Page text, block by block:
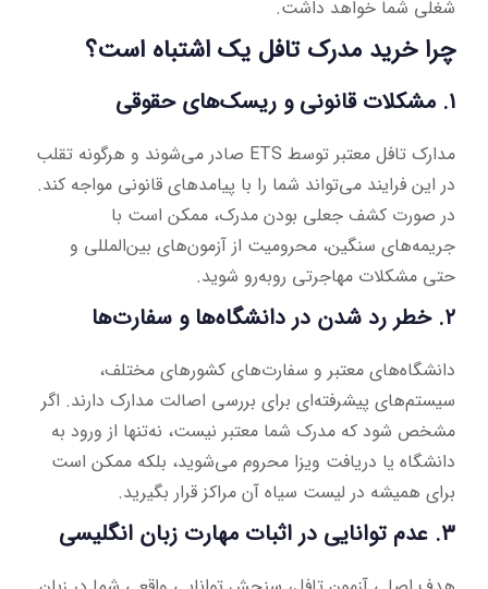
شغلی شما خواهد داشت.
چرا خرید مدرک تافل یک اشتباه است؟
۱. مشکلات قانونی و ریسک‌های حقوقی
مدارک تافل معتبر توسط ETS صادر می‌شوند و هرگونه تقلب
در این فرایند می‌تواند شما را با پیامدهای قانونی مواجه کند.
در صورت کشف جعلی بودن مدرک، ممکن است با
جریمه‌های سنگین، محرومیت از آزمون‌های بین‌المللی و
حتی مشکلات مهاجرتی روبه‌رو شوید.
۲. خطر رد شدن در دانشگاه‌ها و سفارت‌ها
دانشگاه‌های معتبر و سفارت‌های کشورهای مختلف،
سیستم‌های پیشرفته‌ای برای بررسی اصالت مدارک دارند. اگر
مشخص شود که مدرک شما معتبر نیست، نه‌تنها از ورود به
دانشگاه یا دریافت ویزا محروم می‌شوید، بلکه ممکن است
برای همیشه در لیست سیاه آن مراکز قرار بگیرید.
۳. عدم توانایی در اثبات مهارت زبان انگلیسی